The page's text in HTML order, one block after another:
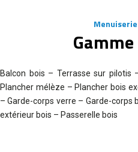
Balcon bois – Terrasse sur pilotis
Plancher mélèze – Plancher bois
– Garde-corps verre – Garde-corps
extérieur bois – Passerelle bois